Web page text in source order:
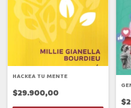
HACKEA TU MENTE
$29.900,00